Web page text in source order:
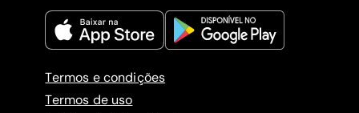
Termos e condições
Termos de uso